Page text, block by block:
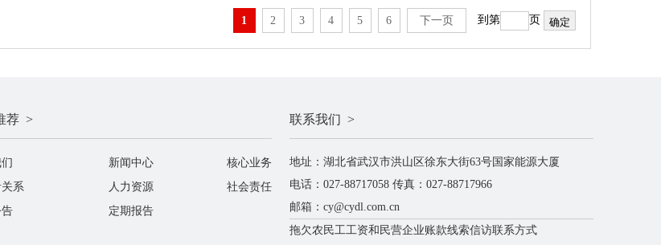
1 2 3 4 5 6 下一页 到第 页
荐 >
新闻中心
核心业务
系
人力资源
社会责任
定期报告
联系我们 >
地址：湖北省武汉市洪山区徐东大街63号国家能源大厦
电话：027-88717058 传真：027-88717966
邮箱：cy@cydl.com.cn
拖欠农民工工资和民营企业账款线索信访联系方式